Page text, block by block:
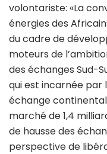
volontariste: «La
énergies des
du cadre de
moteurs de
des échanges Sud-
qui est incarnée par
échange
marché de 1,4
de hausse des
perspective de